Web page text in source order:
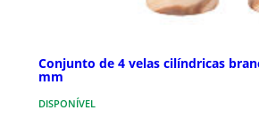
Conjunto de 4 velas cilíndricas
mm
DISPONÍVEL